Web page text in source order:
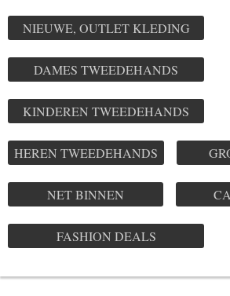
NIEUWE, OUTLET KLEDING
DAMES TWEEDEHANDS
KINDEREN TWEEDEHANDS
HEREN TWEEDEHANDS
NET BINNEN
FASHION DEALS